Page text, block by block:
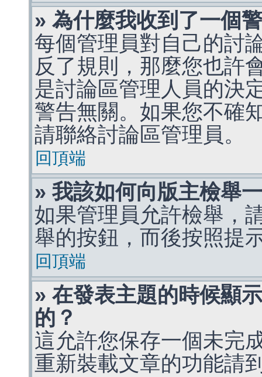
» 為什麼我收到了一個
每個管理員對自己的討
反了規則，那麼您也許
是討論區管理人員的決
警告無關。如果您不確
請聯絡討論區管理員。
回頂端
» 我該如何向版主檢舉
如果管理員允許檢舉，
舉的按鈕，而後按照提
回頂端
» 在發表主題的時候顯
的？
這允許您保存一個未完
重新裝載文章的功能請